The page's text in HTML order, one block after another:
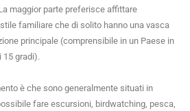
maggior parte preferisce affittare
familiare che di solito hanno una vasca
principale (comprensibile in un Paese in
15 gradi).
è che sono generalmente situati in
fare escursioni, birdwatching, pesca,